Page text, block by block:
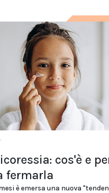
cos'è e
fermarla
è emersa una nuova